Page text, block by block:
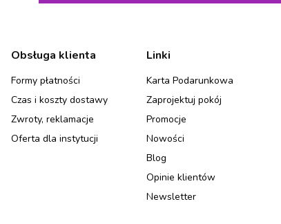
Linki w stopce
Obsługa klienta
Formy płatności
Czas i koszty dostawy
Zwroty, reklamacje
Oferta dla instytucji
Linki
Karta Podarunkowa
Zaprojektuj pokój
Promocje
Nowości
Blog
Opinie klientów
Newsletter